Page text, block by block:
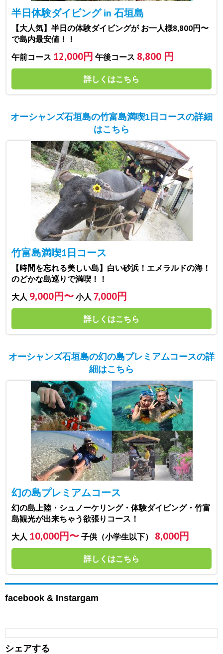
半日体験ダイビング in 石垣島
【大人気】半日の体験ダイビングが お一人様8,800円〜
で島内最安値！！
午前コース 12,000円 午後コース 8,800 円
詳しくはこちら
オーシャンズ石垣島の竹富島満喫1日コースの詳細
はこちら
竹富島満喫1日コース
【時間を忘れる美しい島】白い砂浜！エメラルドの海！
のどかな島巡りで満喫！！
大人 9,000円〜 小人 7,000円
詳しくはこちら
オーシャンズ石垣島の幻の島プレミアムコースの詳
細はこちら
幻の島プレミアムコース
幻の島上陸・シュノーケリング・体験ダイビング・竹富
島観光が出来ちゃう欲張りコース！
大人 10,000円〜 子供（小学生以下） 8,000円
詳しくはこちら
facebook & Instargam
シェアする